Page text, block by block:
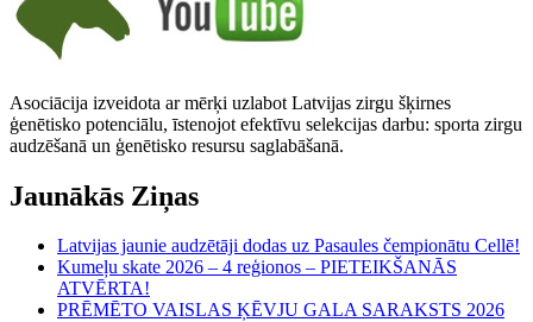
Asociācija izveidota ar mērķi uzlabot Latvijas zirgu šķirnes
ģenētisko potenciālu, īstenojot efektīvu selekcijas darbu: sporta zirgu
audzēšanā un ģenētisko resursu saglabāšanā.
Jaunākās Ziņas
Latvijas jaunie audzētāji dodas uz Pasaules čempionātu Cellē!
Kumeļu skate 2026 – 4 reģionos – PIETEIKŠANĀS
ATVĒRTA!
PRĒMĒTO VAISLAS ĶĒVJU GALA SARAKSTS 2026